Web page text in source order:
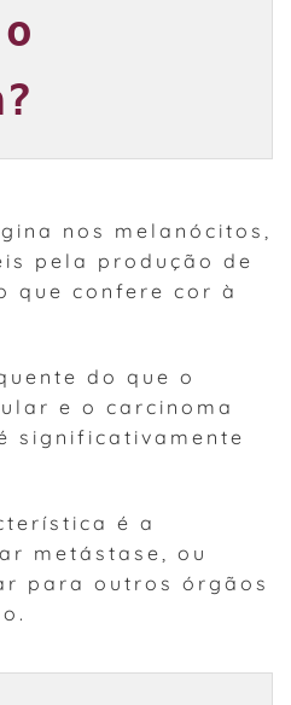
nos melanócitos,
pela produção de
que confere cor à
do que o
e o carcinoma
significativamente
é a
metástase, ou
para outros órgãos